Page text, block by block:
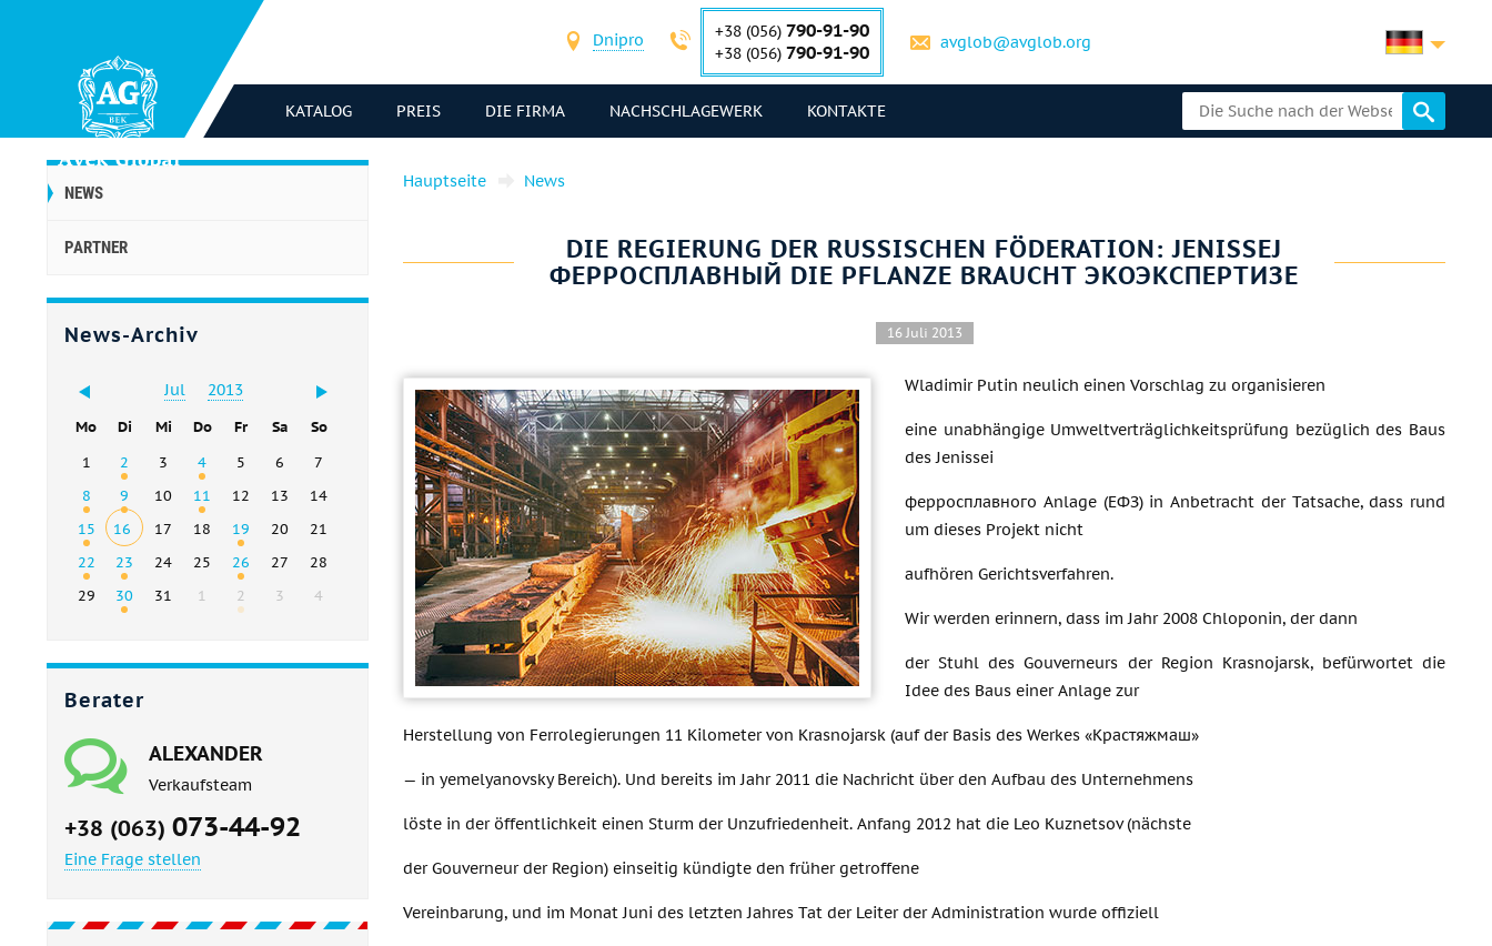
Dnipro +38 (056) 790-91-90
+38 (056) 790-91-90 avglob@avglob.org
KATALOG PREIS DIE FIRMA NACHSCHLAGEWERK KONTAKTE
NEWS
PARTNER
News-Archiv
Jul 2013
Mo Di Mi Do Fr Sa
So
1
2 3 4 5 6
7
8
9 10 11 12 13
14
15
16 17 18 19 20
21
22
23 24 25 26 27
28
29
30 31 1 2 3 4
Berater
ALEXANDER
Verkaufsteam
+38 (063) 073-44-92
Eine Frage stellen
Hauptseite News
DIE REGIERUNG DER RUSSISCHEN FÖDERATION: JENISSEJ
ФЕРРОСПЛАВНЫЙ DIE PFLANZE BRAUCHT ЭКОЭКСПЕРТИЗЕ
16 Juli 2013
Wladimir Putin neulich einen Vorschlag zu organisieren
eine unabhängige Umweltverträglichkeitsprüfung bezüglich des Baus
des Jenissei
ферросплавного Anlage (ЕФЗ) in Anbetracht der Tatsache, dass rund
um dieses Projekt nicht
aufhören Gerichtsverfahren.
Wir werden erinnern, dass im Jahr 2008 Chloponin, der dann
der Stuhl des Gouverneurs der Region Krasnojarsk, befürwortet die
Idee des Baus einer Anlage zur
Herstellung von Ferrolegierungen 11 Kilometer von Krasnojarsk (auf der Basis des Werkes «Крастяжмаш»
— in yemelyanovsky Bereich). Und bereits im Jahr 2011 die Nachricht über den Aufbau des Unternehmens
löste in der öffentlichkeit einen Sturm der Unzufriedenheit. Anfang 2012 hat die Leo Kuznetsov (nächste
der Gouverneur der Region) einseitig kündigte den früher getroffene
Vereinbarung, und im Monat Juni des letzten Jahres Tat der Leiter der Administration wurde offiziell